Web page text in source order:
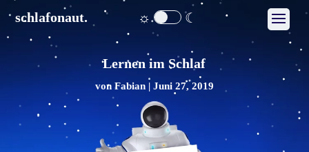
schlafonaut. ☼ ☾
Lernen im Schlaf
von Fabian| Juni 27, 2019